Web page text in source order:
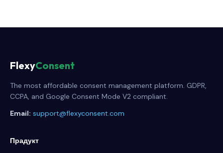
FlexyConsent
The most affordable consent management platform. GDPR,
CCPA, and Google Consent Mode V2 compliant.
Email: support@flexyconsent.com
Прадукт